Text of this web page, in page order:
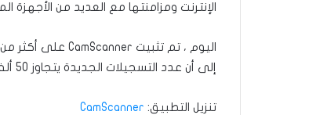
الإنترنت ومزامنتها مع العديد من
إلى أن عدد التسجيلات الجديدة يتجاوز 50 ألف يوميًا. كما تم تسميته كأحد أفضل 50 تطبيقًا لعام 2022.
تنزيل التطبيق: CamScanner